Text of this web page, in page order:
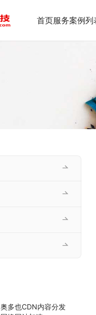
首页服务案例列
奥多也CDN内容分发